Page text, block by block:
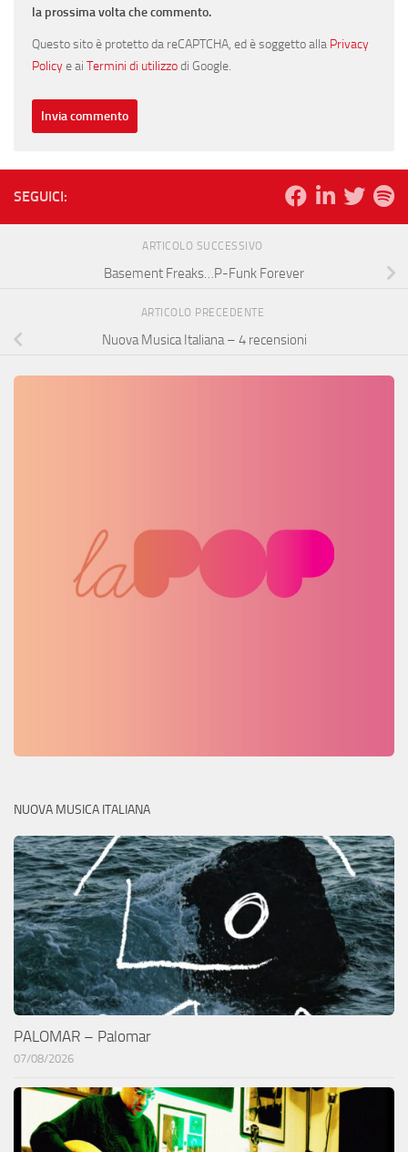
la prossima volta che commento.
Questo sito è protetto da reCAPTCHA, ed è soggetto alla Privacy
Policye ai Termini di utilizzodi Google.
SEGUICI:
ARTICOLO SUCCESSIVO
Basement Freaks…P-Funk Forever
ARTICOLO PRECEDENTE
Nuova Musica Italiana – 4 recensioni
NUOVA MUSICA ITALIANA
PALOMAR – Palomar
07/08/2026